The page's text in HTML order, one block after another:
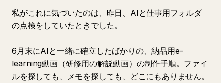
私がこれに気づいたのは、昨日、AIと仕事用フォルダ
の点検をしていたときでした。
6月末にAIと一緒に確立したばかりの、納品用e-
learning動画（研修用の解説動画）の制作手順。ファイ
ルを探しても、メモを探しても、どこにもありません。